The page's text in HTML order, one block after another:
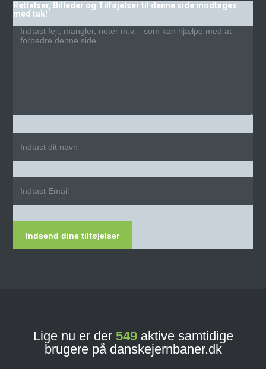
Rettelser, Billeder og Tilføjelser til denne side modtages
med tak!
Indsend dine tilføjelser
Lige nu er der 549aktive samtidige
brugere på danskejernbaner.dk